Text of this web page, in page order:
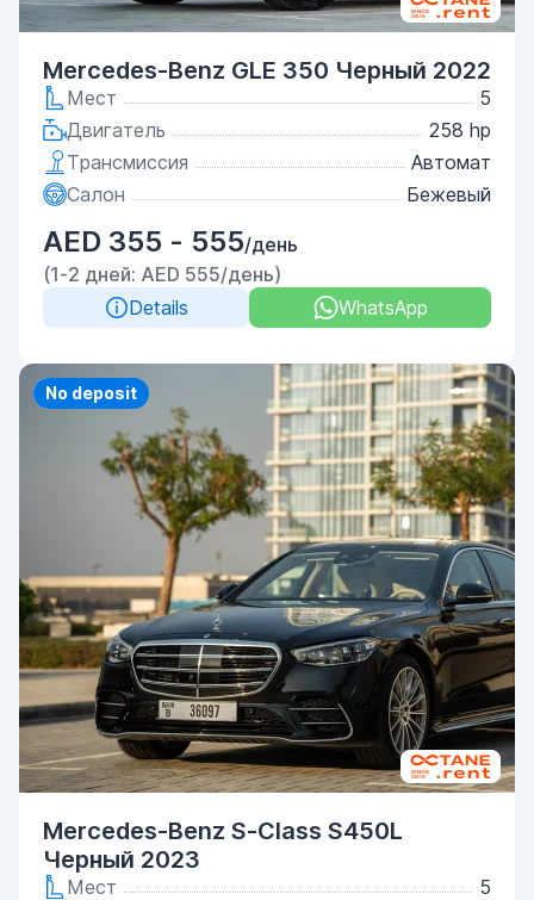
Mercedes-Benz GLE 350 Черный 2022
Мест
5
Двигатель
258 hp
Трансмиссия
Автомат
Салон
Бежевый
AED 355 - 555/день
(1-2 дней: AED 555/день)
Details
WhatsApp
Priority
No deposit
Mercedes-Benz S-Class S450L
Черный 2023
Мест
5